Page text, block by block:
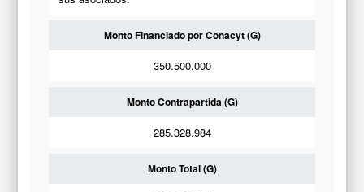
Monto Financiado por Conacyt (G)
350.500.000
Monto Contrapartida (G)
285.328.984
Monto Total (G)